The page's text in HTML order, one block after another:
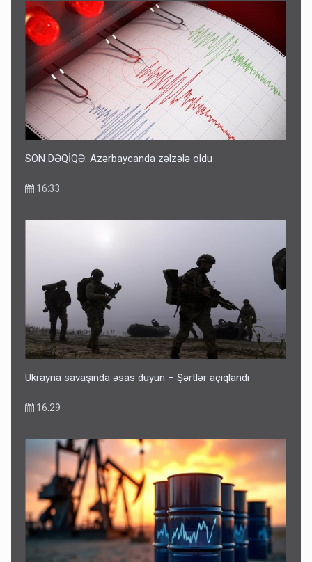
Bakıdakı “yəhudi”nin qurbanları - Sensasion adlar
10:13
SON DƏQİQƏ: Azərbaycanda zəlzələ oldu
16:33
Ukrayna savaşında əsas düyün – Şərtlər açıqlandı
16:29